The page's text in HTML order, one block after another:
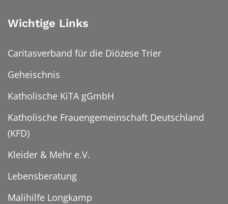
Wichtige Links
Caritasverband für die Diözese Trier
Geheischnis
Katholische KiTA gGmbH
Katholische Frauengemeinschaft Deutschland
(KFD)
Kleider & Mehr e.V.
Lebensberatung
Malihilfe Longkamp